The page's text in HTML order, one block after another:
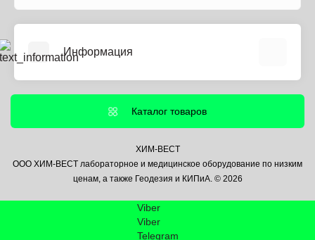
Информация
Информация о доставке
Политика безопасности
Контакты
Каталог товаров
ХИМ-ВЕСТ
ООО ХИМ-ВЕСТ лабораторное и медицинское оборудование по низким
ценам, а также Геодезия и КИПиА. © 2026
Viber
Viber
Telegram